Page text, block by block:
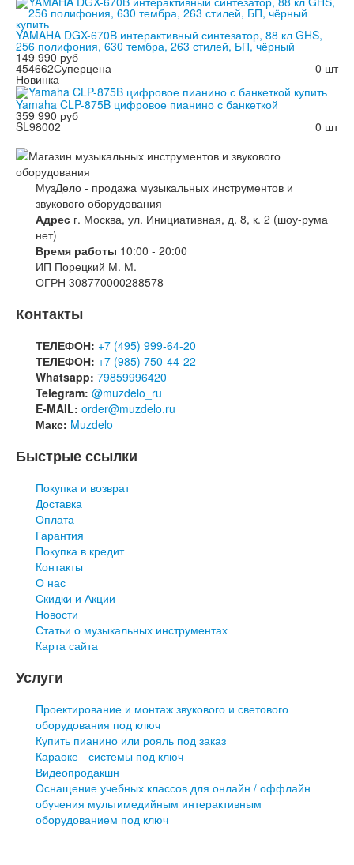
YAMAHA DGX-670B интерактивный синтезатор, 88 кл GHS,
256 полифония, 630 тембра, 263 стилей, БП, чёрный
149 990 руб
0 шт
454662Суперцена
Новинка
Yamaha CLP-875B цифровое пианино с банкеткой
359 990 руб
0 шт
SL98002
МузДело - продажа музыкальных инструментов и
звукового оборудования
Адрес г. Москва, ул. Инициативная, д. 8, к. 2 (шоу-рума
нет)
Время работы 10:00 - 20:00
ИП Порецкий М. М.
ОГРН 308770000288578
Контакты
ТЕЛЕФОН: +7 (495) 999-64-20
ТЕЛЕФОН: +7 (985) 750-44-22
Whatsapp: 79859996420
Telegram: @muzdelo_ru
E-MAIL: order@muzdelo.ru
Макс: Muzdelo
Быстрые ссылки
Покупка и возврат
Доставка
Оплата
Гарантия
Покупка в кредит
Контакты
О нас
Скидки и Акции
Новости
Статьи о музыкальных инструментах
Карта сайта
Услуги
Проектирование и монтаж звукового и светового
оборудования под ключ
Купить пианино или рояль под заказ
Караоке - системы под ключ
Видеопродакшн
Оснащение учебных классов для онлайн / оффлайн
обучения мультимедийным интерактивным
оборудованием под ключ